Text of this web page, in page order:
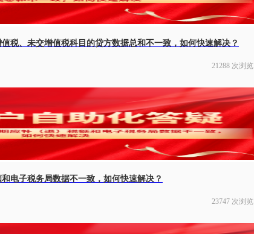
税、未交增值税科目的贷方数据总和不一致，如何快速解决？
21288 次浏览
电子税务局数据不一致，如何快速解决？
23747 次浏览